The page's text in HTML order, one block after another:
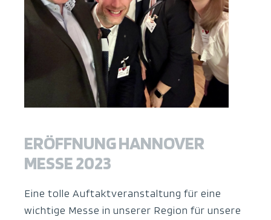
ERÖFFNUNG HANNOVER
MESSE 2023
Eine tolle Auftaktveranstaltung für eine
wichtige Messe in unserer Region für unsere